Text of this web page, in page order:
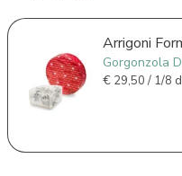
Arrigoni
Gorgonzola
€29,50 / 1/8